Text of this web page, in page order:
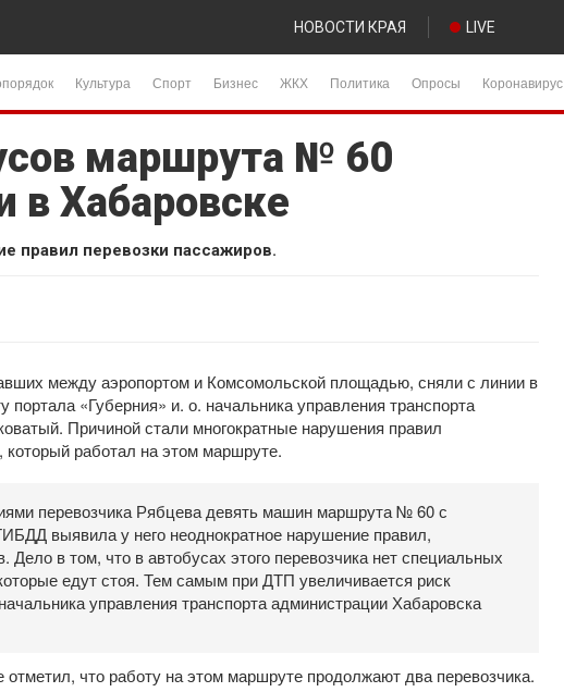
НОВОСТИ КРАЯ LIVE
Культура Спорт Бизнес ЖКХ Политика Опросы Коронавирус
маршрута № 60
в Хабаровске
правил перевозки пассажиров.
между аэропортом и Комсомольской площадью, сняли с линии в
«Губерния» и. о. начальника управления транспорта
Причиной стали многократные нарушения правил
работал на этом маршруте.
перевозчика Рябцева девять машин маршрута № 60 с
выявила у него неоднократное нарушение правил,
Дело в том, что в автобусах этого перевозчика нет специальных
едут стоя. Тем самым при ДТП увеличивается риск
управления транспорта администрации Хабаровска
что работу на этом маршруте продолжают два перевозчика.